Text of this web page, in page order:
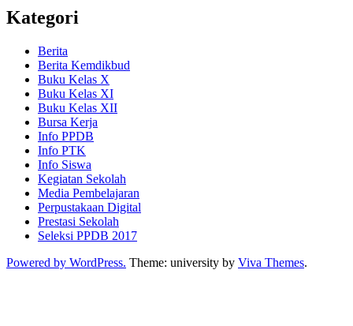
Kategori
Berita
Berita Kemdikbud
Buku Kelas X
Buku Kelas XI
Buku Kelas XII
Bursa Kerja
Info PPDB
Info PTK
Info Siswa
Kegiatan Sekolah
Media Pembelajaran
Perpustakaan Digital
Prestasi Sekolah
Seleksi PPDB 2017
Powered by WordPress. Theme: university by Viva Themes.